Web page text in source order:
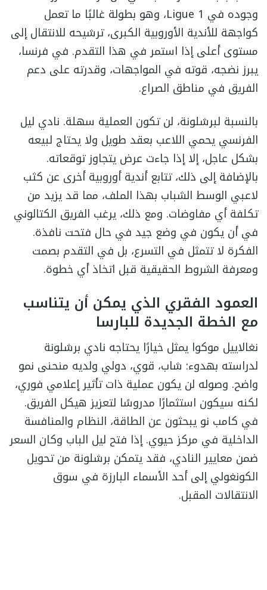
وجوده في Ligue 1، وهو بطولة غالبًا ما تعمل
كواجهة للأندية الأوروبية الكبرى، ترشيحه للانتقال إلى
مستوى أعلى إذا استمر في هذا التقدم. في فرنسا،
يبرز نضجه، قوته في المواجهات، وقدرته على دعم
الفريق في مناطق الصراع.
بالنسبة لبرشلونة، لن تكون العملية سهلة. نادي ليل
الفرنسي يحمي اللاعب بعقد طويل ولا يحتاج لبيعه
بشكل عاجل، إلا إذا جاءت عرض يتجاوز توقعاته.
بالإضافة إلى ذلك، تتابع أندية أوروبية أخرى عن كثب
لاعبي الوسط الشباب بهذا الملف، مما قد يزيد من
تكلفة أي مفاوضات. ومع ذلك، يرغب الفريق الكتالوني
في أن يكون في وضع جيد في حال فتحت نافذة.
الفكرة لا تتمثل في التسرع، بل في التقدم بصمت
ومعرفة الشروط الحقيقية قبل اتخاذ أي خطوة.
العمود الفقري الذي يمكن أن يتناسب
مع الخطة الجديدة للبارسا
نغالاييل موكوا يمثل خيارًا يحتاجه نادي برشلونة
لدراسته بهدوء: شاب، قوي، دولي ولديه منحنى نمو
واضح. وصوله لن يكون عملية ذات تأثير إعلامي فوري،
لكنه سيكون استثمارًا مدروسًا لتعزيز هيكل الفريق.
في كامب نو يبحثون عن الطاقة، النظام والمنافسة
الداخلية في مركز حيوي. إذا فتح ليل الباب وكان السعر
ضمن معايير النادي، فقد يتمكن برشلونة من تحويل
الكونغولي إلى أحد الأسماء البارزة في سوق
الانتقالات المقبل.